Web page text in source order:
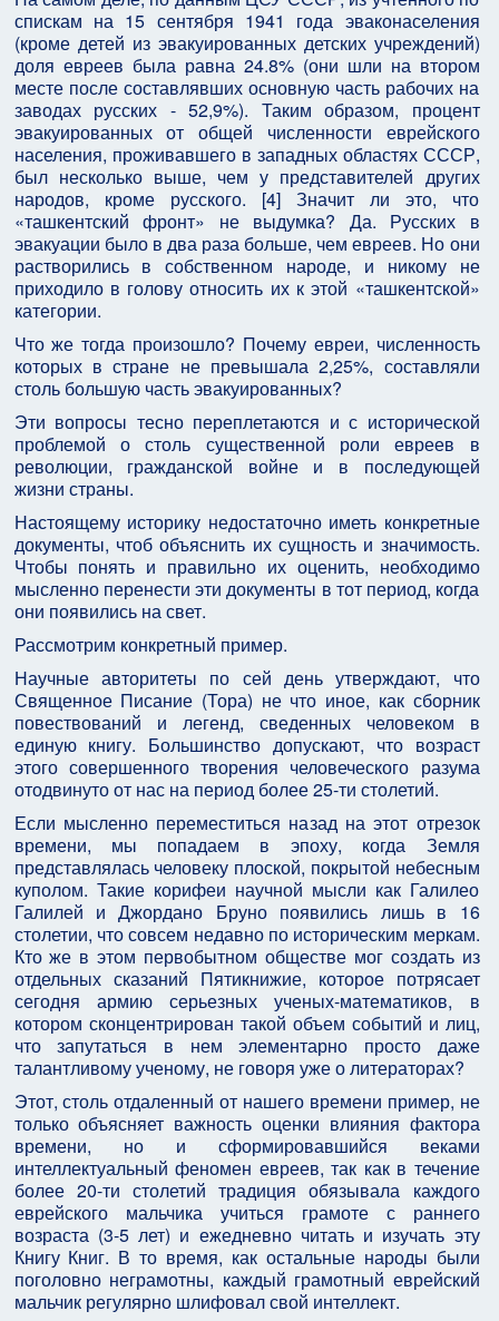
спискам на 15 сентября 1941 года эваконаселения
(кроме детей из эвакуированных детских учреждений)
доля евреев была равна 24.8% (они шли на втором
месте после составлявших основную часть рабочих на
заводах русских - 52,9%). Таким образом, процент
эвакуированных от общей численности еврейского
населения, проживавшего в западных областях СССР,
был несколько выше, чем у представителей других
народов, кроме русского. [4] Значит ли это, что
«ташкентский фронт» не выдумка? Да. Русских в
эвакуации было в два раза больше, чем евреев. Но они
растворились в собственном народе, и никому не
приходило в голову относить их к этой «ташкентской»
категории.
Что же тогда произошло? Почему евреи, численность
которых в стране не превышала 2,25%, составляли
столь большую часть эвакуированных?
Эти вопросы тесно переплетаются и с исторической
проблемой о столь существенной роли евреев в
революции, гражданской войне и в последующей
жизни страны.
Настоящему историку недостаточно иметь конкретные
документы, чтоб объяснить их сущность и значимость.
Чтобы понять и правильно их оценить, необходимо
мысленно перенести эти документы в тот период, когда
они появились на свет.
Рассмотрим конкретный пример.
Научные авторитеты по сей день утверждают, что
Священное Писание (Тора) не что иное, как сборник
повествований и легенд, сведенных человеком в
единую книгу. Большинство допускают, что возраст
этого совершенного творения человеческого разума
отодвинуто от нас на период более 25-ти столетий.
Если мысленно переместиться назад на этот отрезок
времени, мы попадаем в эпоху, когда Земля
представлялась человеку плоской, покрытой небесным
куполом. Такие корифеи научной мысли как Галилео
Галилей и Джордано Бруно появились лишь в 16
столетии, что совсем недавно по историческим меркам.
Кто же в этом первобытном обществе мог создать из
отдельных сказаний Пятикнижие, которое потрясает
сегодня армию серьезных ученых-математиков, в
котором сконцентрирован такой объем событий и лиц,
что запутаться в нем элементарно просто даже
талантливому ученому, не говоря уже о литераторах?
Этот, столь отдаленный от нашего времени пример, не
только объясняет важность оценки влияния фактора
времени, но и сформировавшийся веками
интеллектуальный феномен евреев, так как в течение
более 20-ти столетий традиция обязывала каждого
еврейского мальчика учиться грамоте с раннего
возраста (3-5 лет) и ежедневно читать и изучать эту
Книгу Книг. В то время, как остальные народы были
поголовно неграмотны, каждый грамотный еврейский
мальчик регулярно шлифовал свой интеллект.